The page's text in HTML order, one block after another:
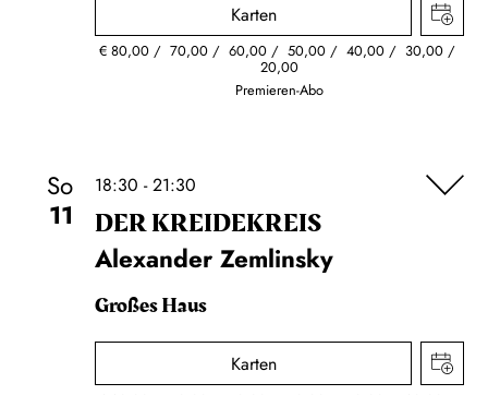
Karten
€80,00 70,00 60,00 50,00 40,00 30,00
20,00
Premieren-Abo
So
11
18:30 - 21:30
DER KREIDE­KREIS
Alexander Zemlinsky
Großes Haus
Karten